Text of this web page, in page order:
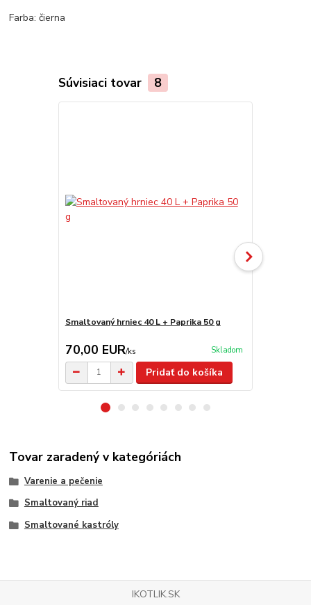
Farba: čierna
Súvisiaci tovar 8
Smaltovaný hrniec 40 L + Paprika 50 g
70,00 EUR/ks Skladom
Pridať do košíka
Tovar zaradený v kategóriách
Varenie a pečenie
Smaltovaný riad
Smaltované kastróly
IKOTLIK.SK